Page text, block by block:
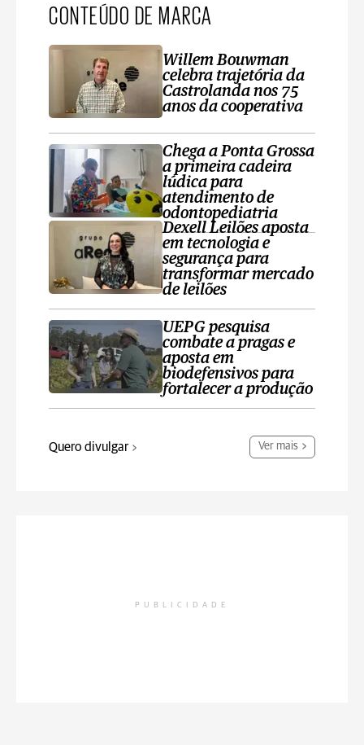
CONTEÚDO DE MARCA
Willem Bouwman
celebra trajetória da
Castrolanda nos 75
anos da cooperativa
Chega a Ponta Grossa
a primeira cadeira
lúdica para
atendimento de
odontopediatria
Dexell Leilões aposta
em tecnologia e
segurança para
transformar mercado
de leilões
UEPG pesquisa
combate a pragas e
aposta em
biodefensivos para
fortalecer a produção
Quero divulgar Ver mais
PUBLICIDADE